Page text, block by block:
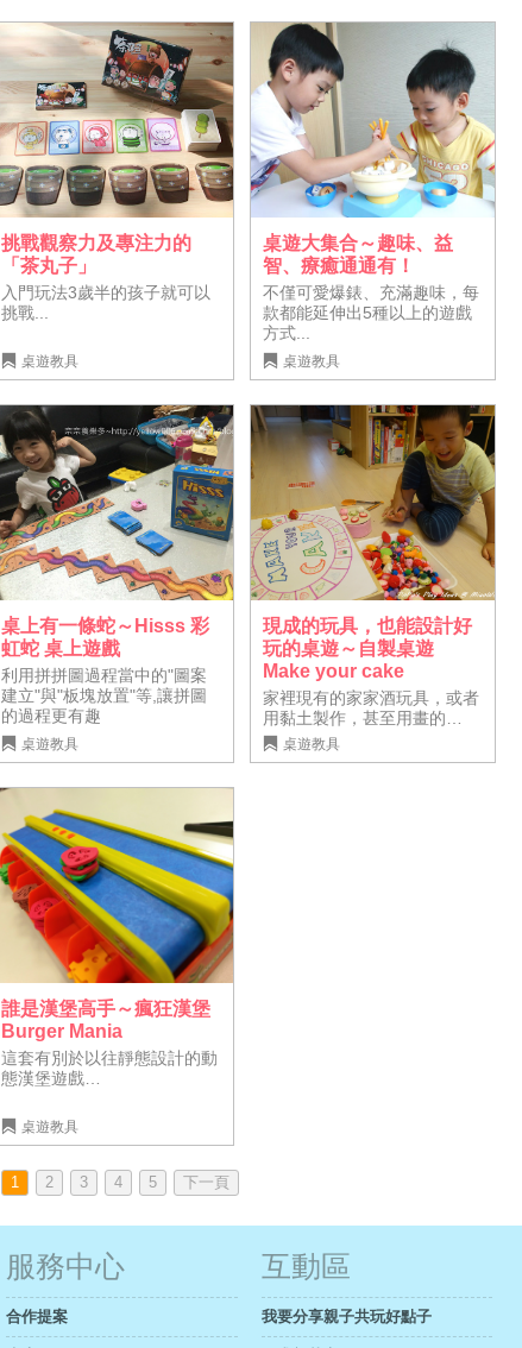
挑戰觀察力及專注力的
「茶丸子」
入門玩法3歲半的孩子就可以
挑戰...
桌遊教具
桌遊大集合～趣味、益
智、療癒通通有！
不僅可愛爆錶、充滿趣味，每
款都能延伸出5種以上的遊戲
方式...
桌遊教具
桌上有一條蛇～Hisss 彩
虹蛇 桌上遊戲
利用拼拼圖過程當中的"圖案
建立"與"板塊放置"等,讓拼圖
的過程更有趣
桌遊教具
現成的玩具，也能設計好
玩的桌遊～自製桌遊
Make your cake
家裡現有的家家酒玩具，或者
用黏土製作，甚至用畫的…
桌遊教具
誰是漢堡高手～瘋狂漢堡
Burger Mania
這套有別於以往靜態設計的動
態漢堡遊戲…
桌遊教具
1 2 3 4 5 下一頁
服務中心
合作提案
互動區
我要分享親子共玩好點子